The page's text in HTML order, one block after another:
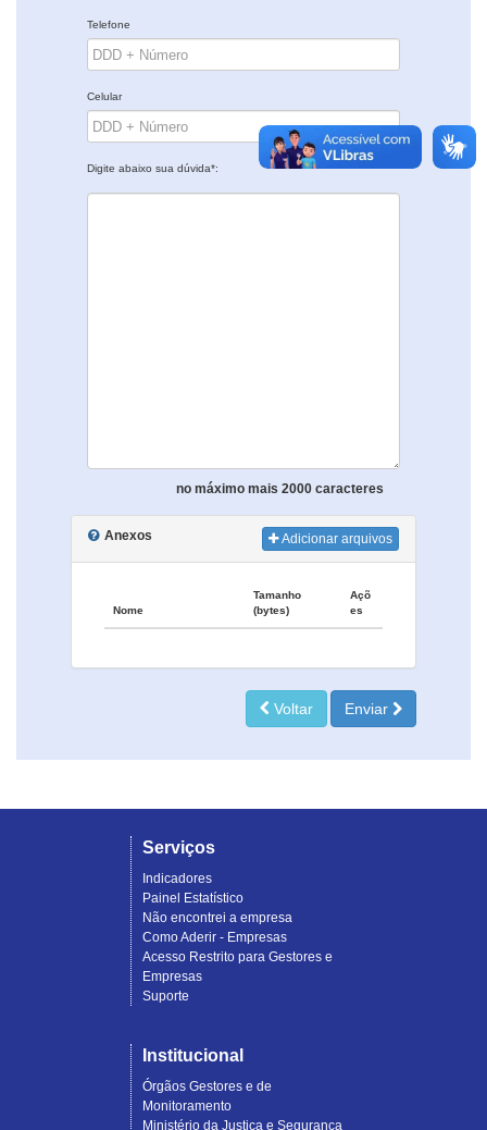
Telefone
Celular
Digite abaixo sua dúvida*:
no máximo mais 2000 caracteres
Anexos Adicionar arquivos
Nome
Tamanho
(bytes)
Açõ
es
Voltar Enviar
Serviços
Indicadores
Painel Estatístico
Não encontrei a empresa
Como Aderir - Empresas
Acesso Restrito para Gestores e
Empresas
Suporte
Institucional
Órgãos Gestores e de
Monitoramento
Ministério da Justiça e Segurança